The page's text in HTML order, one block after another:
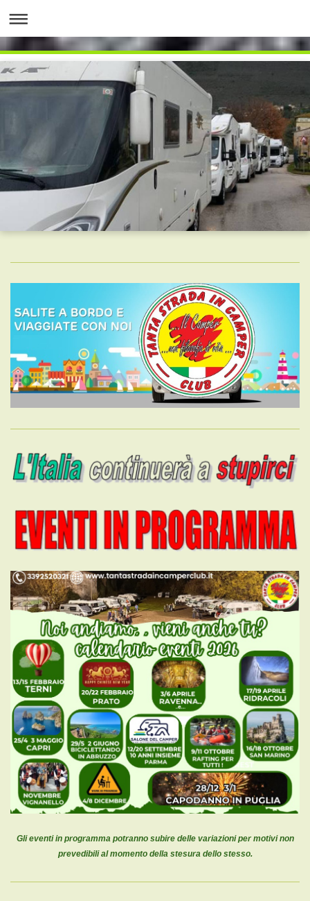
Gli eventi in programma potranno subire delle variazioni per motivi non
prevedibili al momento della stesura dello stesso.